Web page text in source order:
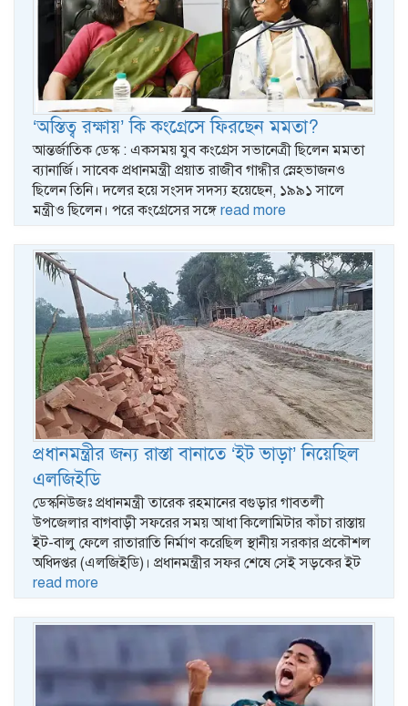
‘অস্তিত্ব রক্ষায়’ কি কংগ্রেসে ফিরছেন মমতা?
আন্তর্জাতিক ডেস্ক : একসময় যুব কংগ্রেস সভানেত্রী ছিলেন মমতা
ব্যানার্জি। সাবেক প্রধানমন্ত্রী প্রয়াত রাজীব গান্ধীর স্নেহভাজনও
ছিলেন তিনি। দলের হয়ে সংসদ সদস্য হয়েছেন, ১৯৯১ সালে
মন্ত্রীও ছিলেন। পরে কংগ্রেসের সঙ্গে read more
প্রধানমন্ত্রীর জন্য রাস্তা বানাতে ‘ইট ভাড়া’ নিয়েছিল
এলজিইডি
ডেস্কনিউজঃ প্রধানমন্ত্রী তারেক রহমানের বগুড়ার গাবতলী
উপজেলার বাগবাড়ী সফরের সময় আধা কিলোমিটার কাঁচা রাস্তায়
ইট-বালু ফেলে রাতারাতি নির্মাণ করেছিল স্থানীয় সরকার প্রকৌশল
অধিদপ্তর (এলজিইডি)। প্রধানমন্ত্রীর সফর শেষে সেই সড়কের ইট
read more